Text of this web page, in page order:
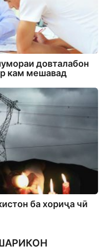
довталабон
кам мешавад
ба хориҷа чӣ